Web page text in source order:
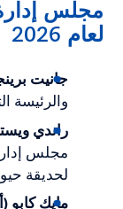
مجلس
لعام 2026
جانيت
والرئيسة
راندي
مجلس
لحديقة
مايك كابو